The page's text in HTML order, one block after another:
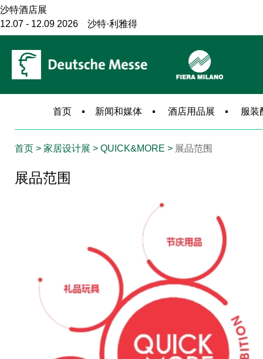
沙特酒店展
12.07 - 12.09 2026 沙特·利雅得
06.08 - 06.10 2027 巴西·圣保罗
巴西消防展
11.17 - 11.19 2027 意大利·米兰
米兰安防展
11.17 - 11.19 2027 意大利·米兰
首页 新闻和媒体 酒店用品展 服装
首页 > 家居设计展 > QUICK&MORE > 展品范围
展品范围